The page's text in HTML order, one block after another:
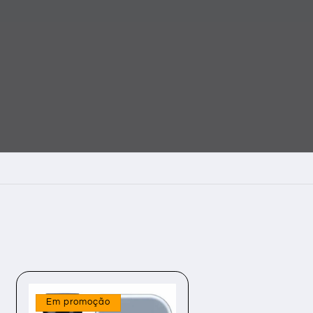
Em promoção